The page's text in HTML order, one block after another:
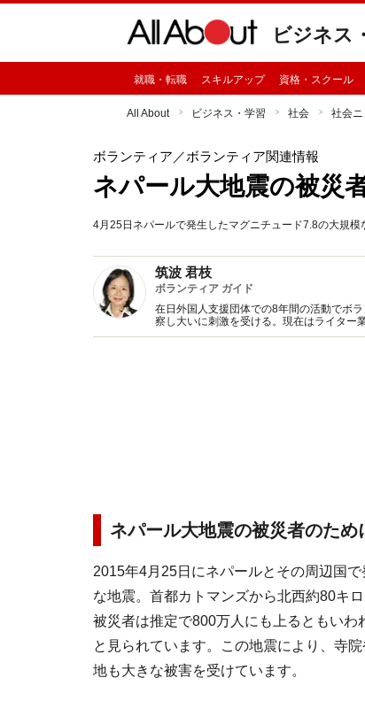
ビジネス
就職・転職 スキルアップ 資格・スクール
All About ビジネス・学習 社会 社会
ボランティア ／ボランティア関連情報
ネパール大地震の被災
4月25日ネパールで発生したマグニチュード7.8の大規模
筑波 君枝
ボランティア ガイド
在日外国人支援団体での8年間の活動でボ
察し大いに刺激を受ける。現在はライター
んな募金箱に寄付してはいけない』青春出
ネパール大地震の被災者のため
2015年4月25日にネパールとその周辺国
な地震。首都カトマンズから北西約80キ
被災者は推定で800万人にも上るともい
と見られています。この地震により、寺
地も大きな被害を受けています。